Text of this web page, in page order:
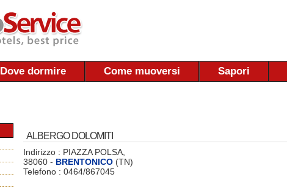
Dove dormire Come muoversi Sapori
ALBERGO DOLOMITI
Indirizzo : PIAZZA POLSA,
38060 - BRENTONICO (TN)
Telefono : 0464/867045